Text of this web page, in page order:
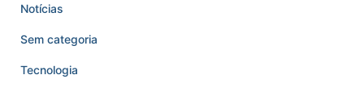
Notícias
Sem categoria
Tecnologia